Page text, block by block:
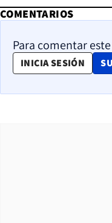
COMENTARIOS
Para comentar
INICIA SESIÓN